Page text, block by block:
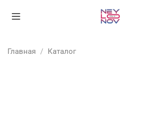
Главная Каталог